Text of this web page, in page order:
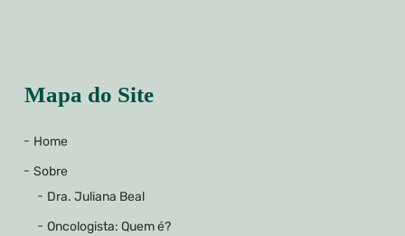
Mapa do Site
Home
Sobre
Dra. Juliana Beal
Oncologista: Quem é?